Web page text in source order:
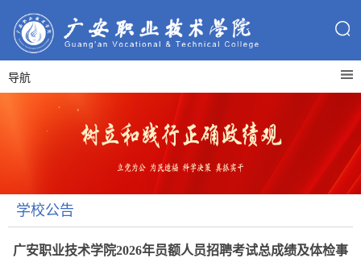
导航
学校公告
广安职业技术学院2026年员额人员招聘考试总成绩及体检事